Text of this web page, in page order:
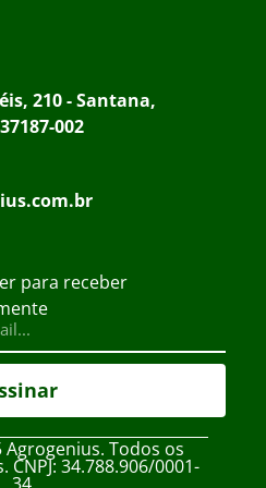
210 - Santana,
002
para receber
Todos os
34.788.906/0001-
34